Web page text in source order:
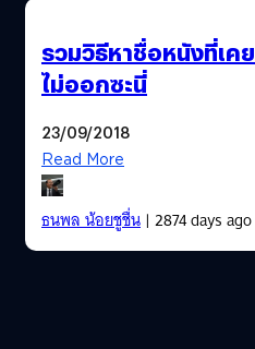
รวมวิธีหาชื่อหนังที่เ
ไม่ออกซะนี่
23/09/2018
Read More
ธนพล น้อยชูชื่น| 2874 days ago